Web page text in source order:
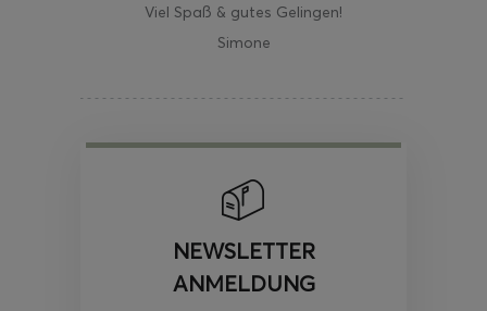
Viel Spaß & gutes Gelingen!
Simone
NEWSLETTER
ANMELDUNG